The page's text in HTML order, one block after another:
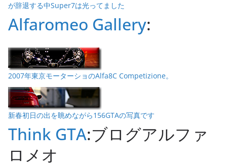
が辞退する中Super7は光ってました
Alfaromeo Gallery:
2007年東京モーターショのAlfa8C Competizione。
新春初日の出を眺めながら156GTAの写真です
Think GTA:ブログアルファ
ロメオ